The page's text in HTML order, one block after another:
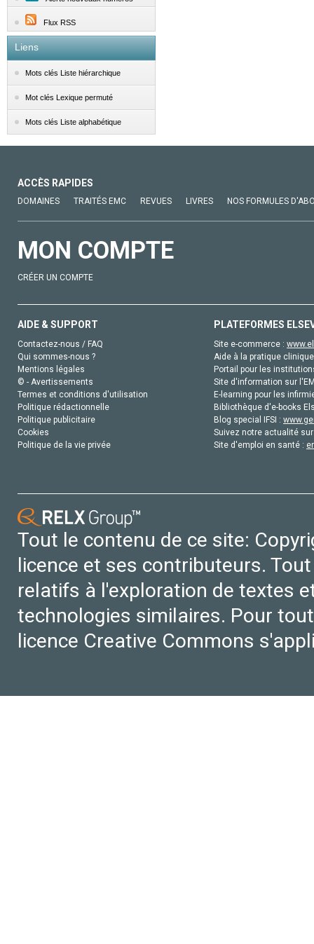
Flux RSS
Liens
Mots clés Liste hiérarchique
Mot clés Lexique permuté
Mots clés Liste alphabétique
ACCÈS RAPIDES
DOMAINES TRAITÉS EMC REVUES LIVRES NOS FORMULES
MON COMPTE
CRÉER UN COMPTE
AIDE & SUPPORT
Contactez-nous / FAQ
Qui sommes-nous ?
Mentions légales
© - Avertissements
Termes et conditions d'utilisation
Politique rédactionnelle
Politique publicitaire
Cookies
Politique de la vie privée
PLATEFORMES
Site e-commerce :
Aide à la pratique
Portail pour les
Site d'information sur
E-learning pour les
Bibliothèque d'e-books
Blog special IFSI :
Suivez notre actualité
Site d'emploi en santé :
Tout le contenu de ce site:
licence et ses contributeurs.
relatifs à l'exploration de textes
technologies similaires. Pour
licence Creative Commons